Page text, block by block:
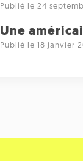
Publié le 24
Une
Publié le 18 janvier